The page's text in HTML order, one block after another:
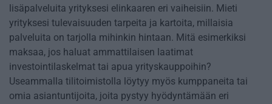
lisäpalveluita yrityksesi elinkaaren eri vaiheisiin. Mieti
yrityksesi tulevaisuuden tarpeita ja kartoita, millaisia
palveluita on tarjolla mihinkin hintaan. Mitä esimerkiksi
maksaa, jos haluat ammattilaisen laatimat
investointilaskelmat tai apua yrityskauppoihin?
Useammalla tilitoimistolla löytyy myös kumppaneita tai
omia asiantuntijoita, joita pystyy hyödyntämään eri